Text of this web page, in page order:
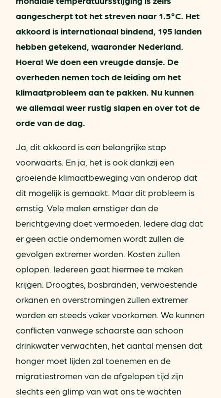
aangescherpt tot het streven naar 1.5°C. Het
akkoord is internationaal bindend, 195 landen
hebben getekend, waaronder Nederland.
Hoera! We doen een vreugde dansje. De
overheden nemen toch de leiding om het
klimaatprobleem aan te pakken. Nu kunnen
we allemaal weer rustig slapen en over tot de
orde van de dag.
Ja, dit akkoord is een belangrijke stap
voorwaarts. En ja, het is ook dankzij een
groeiende klimaatbeweging van onderop dat
dit mogelijk is gemaakt. Maar dit probleem is
ernstig. Vele malen ernstiger dan de
berichtgeving doet vermoeden. Iedere dag dat
er geen actie ondernomen wordt zullen de
gevolgen extremer worden. Kosten zullen
oplopen. Iedereen gaat hiermee te maken
krijgen. Droogtes, bosbranden, verwoestende
orkanen en overstromingen zullen extremer
worden en steeds vaker voorkomen. We kunnen
conflicten vanwege schaarste aan schoon
drinkwater verwachten, het aantal mensen dat
honger moet lijden zal toenemen en de
migratiestromen van de afgelopen tijd zijn
slechts een glimp van wat ons te wachten